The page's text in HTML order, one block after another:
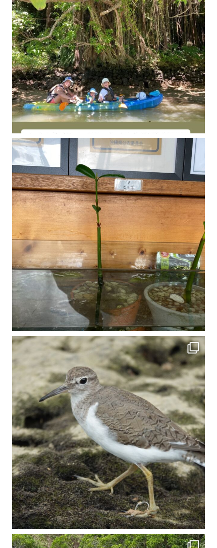
今年の1月にお店に植えたマングローブ(メヒルギ)の苗が成長してきました
マングロ
比謝川でよく見られる生き物 「イソシギ」の足に釣り針が(>_<) 比謝川は釣りが可
4月に入り、新人教育の為カヤックから落ちた際の救助の実技練習の風景です。 一人前の